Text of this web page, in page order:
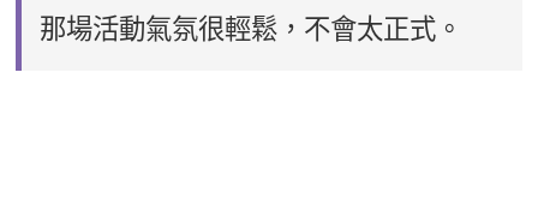
那場活動氣氛很輕鬆，不會太正式。